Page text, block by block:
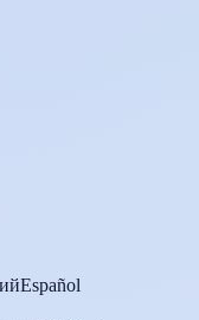
Español